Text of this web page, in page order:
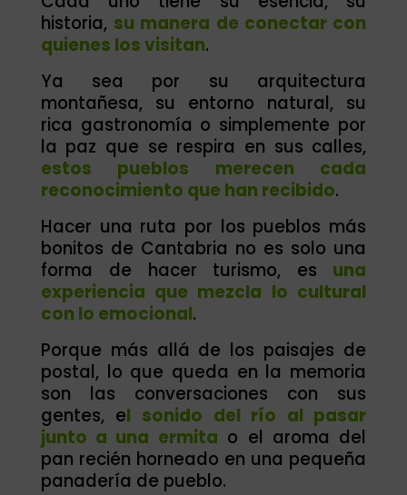
historia, su manera de conectar con
quienes los visitan.
Ya sea por su arquitectura
montañesa, su entorno natural, su
rica gastronomía o simplemente por
la paz que se respira en sus calles,
estos pueblos merecen cada
reconocimiento que han recibido.
Hacer una ruta por los pueblos más
bonitos de Cantabria no es solo una
forma de hacer turismo, es una
experiencia que mezcla lo cultural
con lo emocional.
Porque más allá de los paisajes de
postal, lo que queda en la memoria
son las conversaciones con sus
gentes, el sonido del río al pasar
junto a una ermita o el aroma del
pan recién horneado en una pequeña
panadería de pueblo.